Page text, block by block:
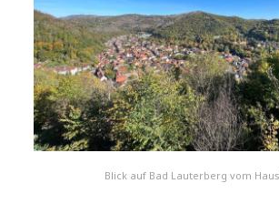
Blick auf Bad Lauterberg vom